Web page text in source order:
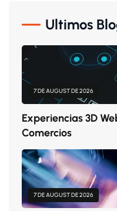
Ultimos
7 DE AUGUST DE 2026
Experiencias 3D
Comercios
7 DE AUGUST DE 2026